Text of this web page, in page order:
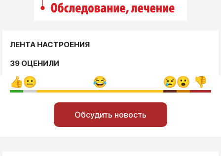
ЛЕНТА НАСТРОЕНИЯ
39 ОЦЕНИЛИ
Обсудить новость